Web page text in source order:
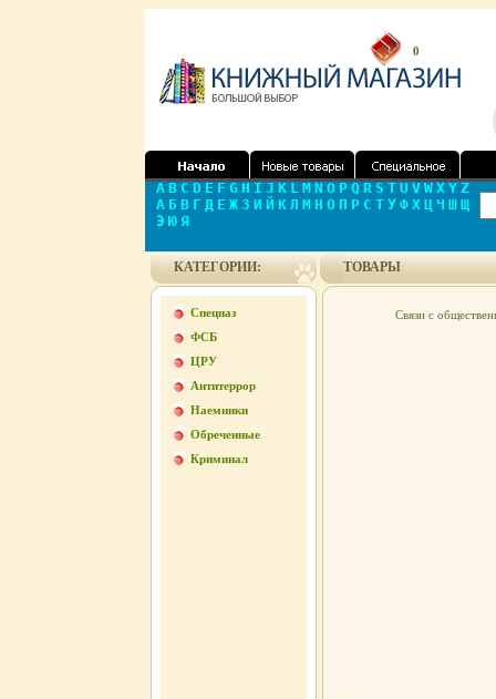
0
A B C D E F G H I J K L M N O P Q R S T U V W X Y Z
А Б В Г Д Е Ж З И Й К Л М Н О П Р С Т У Ф Х Ц Ч Ш Щ
Э Ю Я
КАТЕГОРИИ:
Спецназ
ФСБ
ЦРУ
Антитеррор
Наемники
Обреченные
Криминал
ТОВАРЫ
Связи с